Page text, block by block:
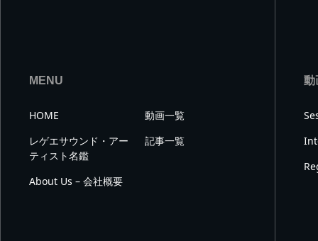
MENU
HOME
動画一覧
レゲエサウンド・アー
ティスト名鑑
記事一覧
About Us – 会社概要
動